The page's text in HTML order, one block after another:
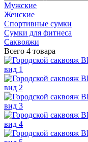
Мужские
Женские
Спортивные сумки
Сумки для фитнеса
Саквояжи
Всего 4 товара